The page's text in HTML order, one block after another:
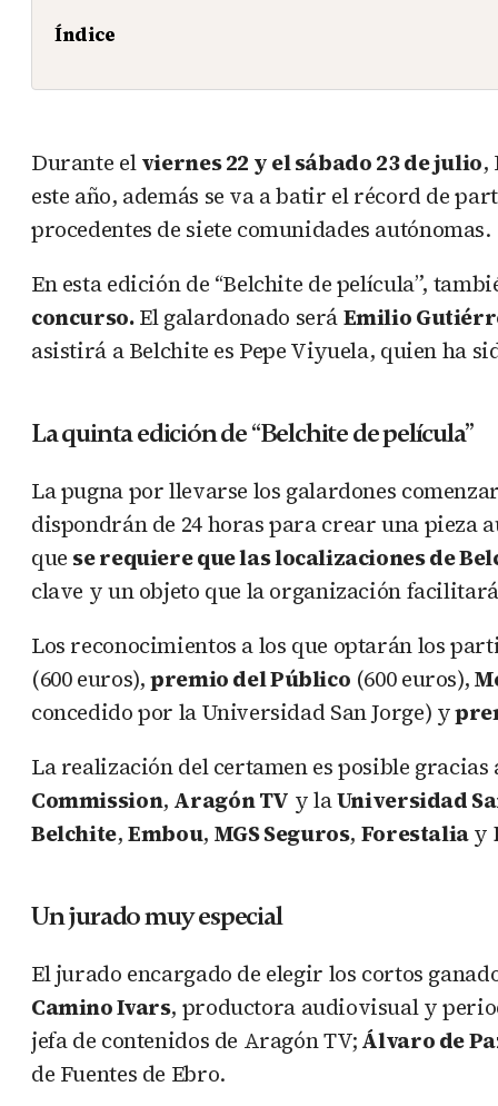
Índice
Durante elviernes 22 y el sábado 23 de julio,
este año, además se va a batir el récord de
procedentes de siete comunidades autónomas.
En esta edición de “Belchite de película”,
concurso.El galardonado seráEmilio
asistirá a Belchite es Pepe Viyuela, quien ha
La quinta edición de “Belchite de película”
La pugna por llevarse los galardones
dispondrán de 24 horas para crear una pieza
que se requiere que las localizaciones de
clave y un objeto que la organización
Los reconocimientos a los que optarán los
(600 euros),premio del Público (600 euros),
concedido por la Universidad San Jorge) y
La realización del certamen es posible
Commission, Aragón TV y laUniversidad
Belchite,Embou, MGS Seguros, Forestaliay
Un jurado muy especial
El jurado encargado de elegir los cortos
Camino Ivars, productora audiovisual y
jefa de contenidos de Aragón TV;Álvaro de
de Fuentes de Ebro.